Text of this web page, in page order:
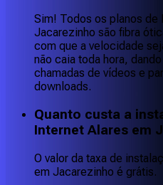
Sim! Todos os planos de
Jacarezinho são fibra
com que a velocidade
não caia toda hora,
chamadas de vídeos e
downloads.
Quanto custa a
Internet Alares em
O valor da taxa de
em Jacarezinho é grátis.